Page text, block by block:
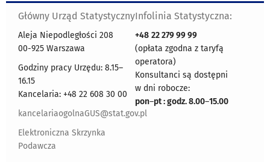
Główny Urząd Statystyczny
Aleja Niepodległości 208
00-925 Warszawa
Godziny pracy Urzędu: 8.15–
16.15
Kancelaria: +48 22 608 30 00
kancelariaogolnaGUS@stat.gov.pl
Elektroniczna Skrzynka
Podawcza
Infolinia Statystyczna:
+48 22 279 99 99
(opłata zgodna z taryfą
operatora)
Konsultanci są dostępni
w dni robocze:
pon–pt : godz. 8.00–15.00